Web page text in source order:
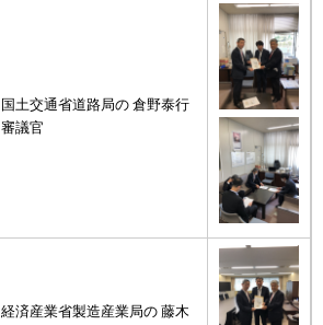
国土交通省道路局の 倉野泰行
審議官
経済産業省製造産業局の 藤木